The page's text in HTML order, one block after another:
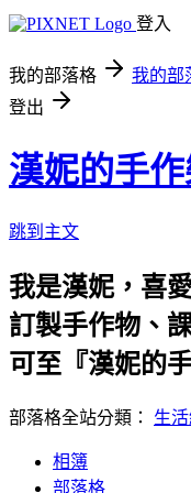
登入
我的部落格 我的部
登出
漢妮的手作
跳到主文
我是漢妮，喜
訂製手作物、
可至『漢妮的
部落格全站分類： 生
相簿
部落格